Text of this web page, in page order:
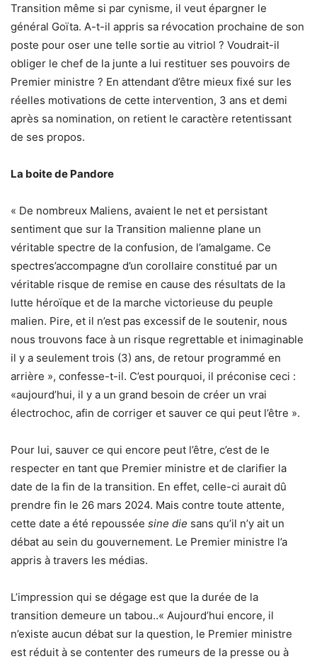
Transition même si par cynisme, il veut épargner le
général Goïta. A-t-il appris sa révocation prochaine de son
poste pour oser une telle sortie au vitriol ? Voudrait-il
obliger le chef de la junte a lui restituer ses pouvoirs de
Premier ministre ? En attendant d’être mieux fixé sur les
réelles motivations de cette intervention, 3 ans et demi
après sa nomination, on retient le caractère retentissant
de ses propos.
La boite de Pandore
« De nombreux Maliens, avaient le net et persistant
sentiment que sur la Transition malienne plane un
véritable spectre de la confusion, de l’amalgame. Ce
spectres’accompagne d’un corollaire constitué par un
véritable risque de remise en cause des résultats de la
lutte héroïque et de la marche victorieuse du peuple
malien. Pire, et il n’est pas excessif de le soutenir, nous
nous trouvons face à un risque regrettable et inimaginable
il y a seulement trois (3) ans, de retour programmé en
arrière », confesse-t-il. C’est pourquoi, il préconise ceci :
«aujourd’hui, il y a un grand besoin de créer un vrai
électrochoc, afin de corriger et sauver ce qui peut l’être ».
Pour lui, sauver ce qui encore peut l’être, c’est de le
respecter en tant que Premier ministre et de clarifier la
date de la fin de la transition. En effet, celle-ci aurait dû
prendre fin le 26 mars 2024. Mais contre toute attente,
cette date a été repoussée sine die sans qu’il n’y ait un
débat au sein du gouvernement. Le Premier ministre l’a
appris à travers les médias.
L’impression qui se dégage est que la durée de la
transition demeure un tabou..« Aujourd’hui encore, il
n’existe aucun débat sur la question, le Premier ministre
est réduit à se contenter des rumeurs de la presse ou à